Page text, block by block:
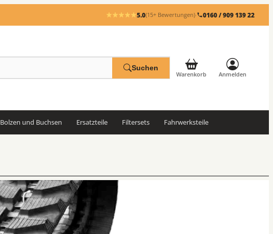
5.0(15+ Bewertungen)· 0160 / 909 139 22
Suchen
Warenkorb Anmelden
Bolzen und Buchsen Ersatzteile Filtersets Fahrwerksteile